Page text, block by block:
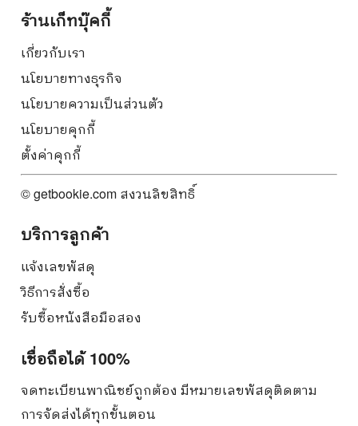
ร้านเก็ทบุ๊คกี้
เกี่ยวกับเรา
นโยบายทางธุรกิจ
นโยบายความเป็นส่วนตัว
นโยบายคุกกี้
ตั้งค่าคุกกี้
© getbookie.com สงวนลิขสิทธิ์
บริการลูกค้า
แจ้งเลขพัสดุ
วิธีการสั่งซื้อ
รับซื้อหนังสือมือสอง
เชื่อถือได้ 100%
จดทะเบียนพาณิชย์ถูกต้อง มีหมายเลขพัสดุติดตาม
การจัดส่งได้ทุกขั้นตอน